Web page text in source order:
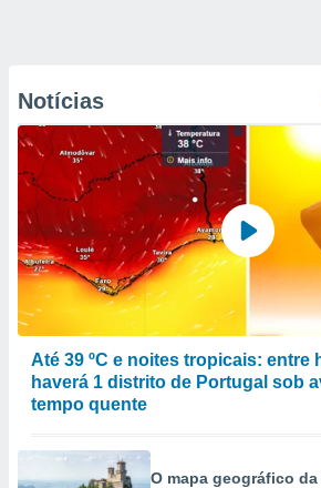
Notícias
Até 39 ºC e noites tropicais: entre
haverá 1 distrito de Portugal sob
tempo quente
O mapa geográfico